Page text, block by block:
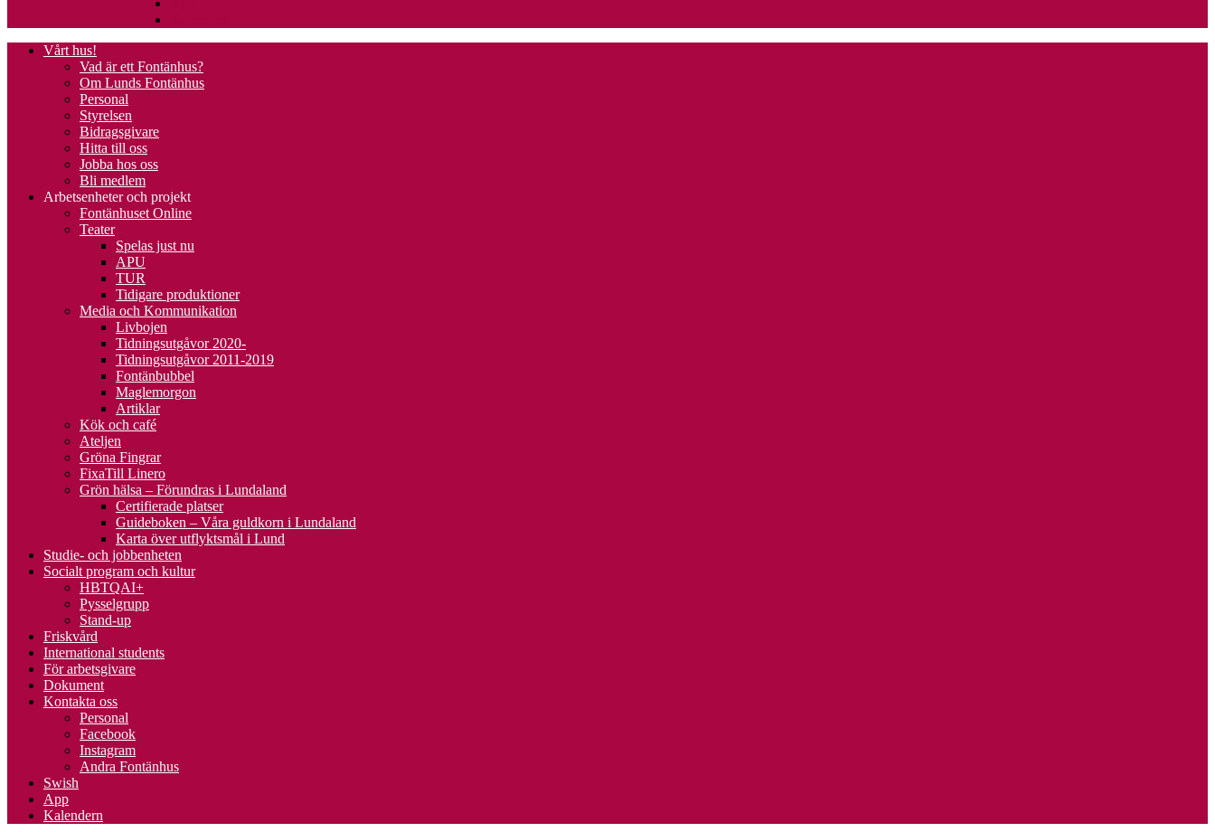
Vårt hus!
Vad är ett Fontänhus?
Om Lunds Fontänhus
Personal
Styrelsen
Bidragsgivare
Hitta till oss
Jobba hos oss
Bli medlem
Arbetsenheter och projekt
Fontänhuset Online
Teater
Spelas just nu
APU
TUR
Tidigare produktioner
Media och Kommunikation
Livbojen
Tidningsutgåvor 2020-
Tidningsutgåvor 2011-2019
Fontänbubbel
Maglemorgon
Artiklar
Kök och café
Ateljen
Gröna Fingrar
FixaTill Linero
Grön hälsa – Förundras i Lundaland
Certifierade platser
Guideboken – Våra guldkorn i Lundaland
Karta över utflyktsmål i Lund
Studie- och jobbenheten
Socialt program och kultur
HBTQAI+
Pysselgrupp
Stand-up
Friskvård
International students
För arbetsgivare
Dokument
Kontakta oss
Personal
Facebook
Instagram
Andra Fontänhus
Swish
App
Kalendern